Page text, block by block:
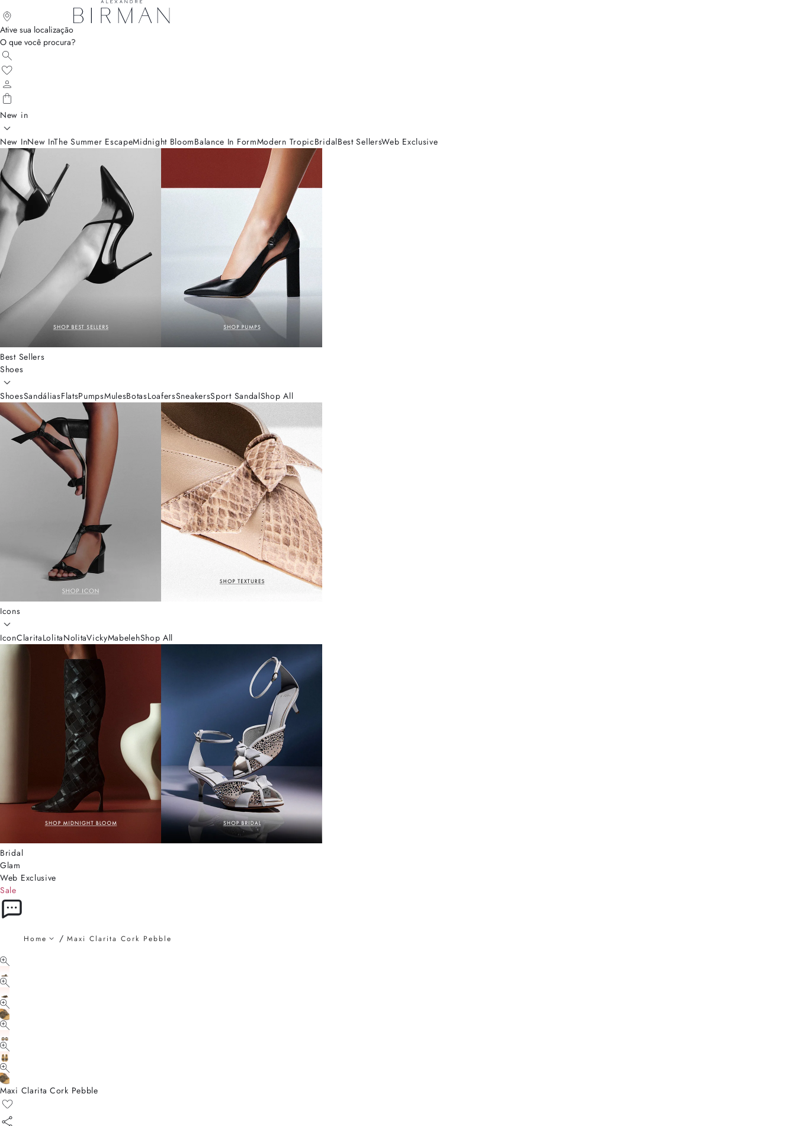
Ative sua localização
O que você procura?
New in
New InNew InThe Summer EscapeMidnight BloomBalance In FormModern TropicBridalBest SellersWeb Exclusive
Best Sellers
Shoes
ShoesSandáliasFlatsPumpsMulesBotasLoafersSneakersSport SandalShop All
Icons
IconClaritaLolitaNolitaVickyMabelehShop All
Bridal
Glam
Web Exclusive
Sale
Home Maxi Clarita Cork Pebble
Maxi Clarita Cork Pebble